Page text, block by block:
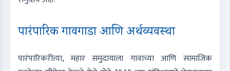
पारंपारिक गावगाडा आणि अर्थव्यवस्था
पारंपारिकरीत्या, महार समुदायाला गावाच्या आणि सामाजिक